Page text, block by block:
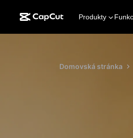
Produkty
Domovská stránka